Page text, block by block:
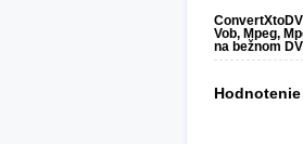
Vob, Mpeg,
na bežnom
Hodnotenie